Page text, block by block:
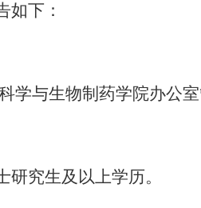
如下：
学与生物制药学院办公
研究生及以上学历。